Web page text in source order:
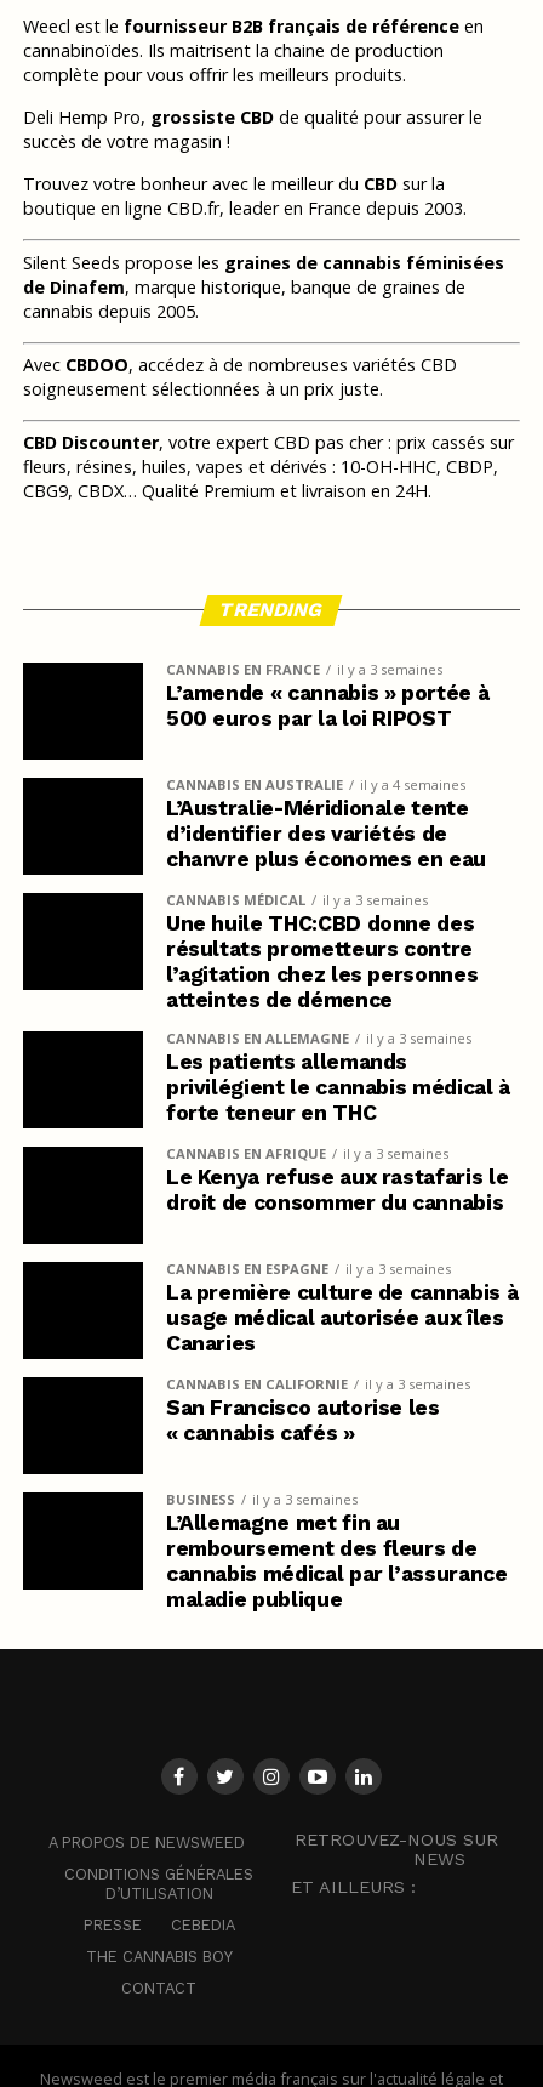
Weecl est le fournisseur B2B français de référenceen
cannabinoïdes. Ils maitrisent la chaine de production
complète pour vous offrir les meilleurs produits.
Deli Hemp Pro, grossiste CBDde qualité pour assurer le
succès de votre magasin !
Trouvez votre bonheur avec le meilleur du CBDsur la
boutique en ligne CBD.fr, leader en France depuis 2003.
Silent Seeds propose les graines de cannabis féminisées
de Dinafem, marque historique, banque de graines de
cannabis depuis 2005.
Avec CBDOO, accédez à de nombreuses variétés CBD
soigneusement sélectionnées à un prix juste.
CBD Discounter, votre expert CBD pas cher : prix cassés sur
fleurs, résines, huiles, vapes et dérivés : 10-OH-HHC, CBDP,
CBG9, CBDX… Qualité Premium et livraison en 24H.
TRENDING
CANNABIS EN FRANCE il y a 3 semaines
L’amende « cannabis » portée à
500 euros par la loi RIPOST
CANNABIS EN AUSTRALIE il y a 4 semaines
L’Australie-Méridionale tente
d’identifier des variétés de
chanvre plus économes en eau
CANNABIS MÉDICAL il y a 3 semaines
Une huile THC:CBD donne des
résultats prometteurs contre
l’agitation chez les personnes
atteintes de démence
CANNABIS EN ALLEMAGNE il y a 3 semaines
Les patients allemands
privilégient le cannabis médical à
forte teneur en THC
CANNABIS EN AFRIQUE il y a 3 semaines
Le Kenya refuse aux rastafaris le
droit de consommer du cannabis
CANNABIS EN ESPAGNE il y a 3 semaines
La première culture de cannabis à
usage médical autorisée aux îles
Canaries
CANNABIS EN CALIFORNIE il y a 3 semaines
San Francisco autorise les
« cannabis cafés »
BUSINESS il y a 3 semaines
L’Allemagne met fin au
remboursement des fleurs de
cannabis médical par l’assurance
maladie publique
A PROPOS DE NEWSWEED
CONDITIONS GÉNÉRALES
D’UTILISATION
PRESSE
CEBEDIA
THE CANNABIS BOY
CONTACT
RETROUVEZ-NOUS SUR
NEWS
ET AILLEURS :
Newsweed est le premier média français sur l'actualité légale et